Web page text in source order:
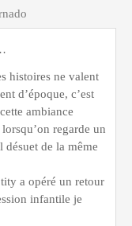
histoires ne valent
d’époque, c’est
ambiance
regarde un
de la même
a opéré un retour
infantile je